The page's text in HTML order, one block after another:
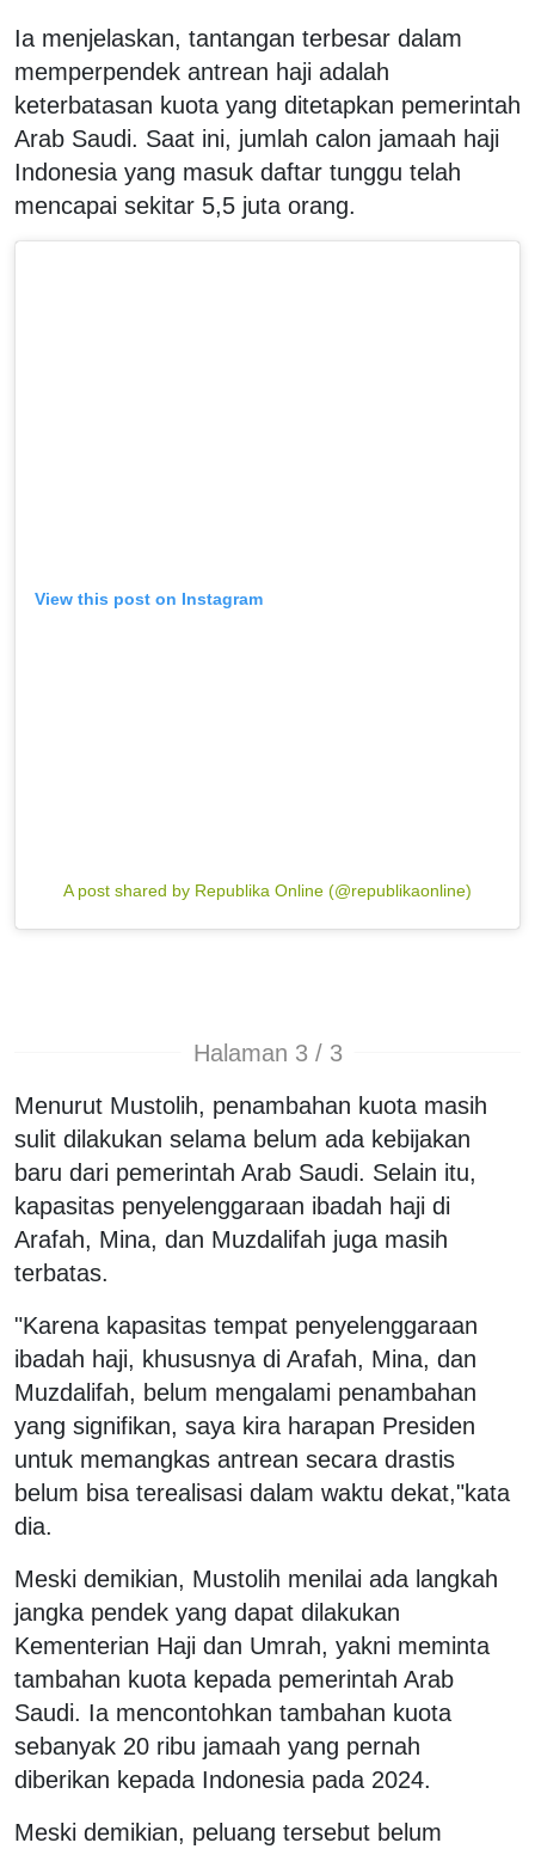
Ia menjelaskan, tantangan terbesar dalam
memperpendek antrean haji adalah
keterbatasan kuota yang ditetapkan pemerintah
Arab Saudi. Saat ini, jumlah calon jamaah haji
Indonesia yang masuk daftar tunggu telah
mencapai sekitar 5,5 juta orang.
View this post on Instagram
A post shared by Republika Online (@republikaonline)
Halaman 3 / 3
Menurut Mustolih, penambahan kuota masih
sulit dilakukan selama belum ada kebijakan
baru dari pemerintah Arab Saudi. Selain itu,
kapasitas penyelenggaraan ibadah haji di
Arafah, Mina, dan Muzdalifah juga masih
terbatas.
"Karena kapasitas tempat penyelenggaraan
ibadah haji, khususnya di Arafah, Mina, dan
Muzdalifah, belum mengalami penambahan
yang signifikan, saya kira harapan Presiden
untuk memangkas antrean secara drastis
belum bisa terealisasi dalam waktu dekat,"kata
dia.
Meski demikian, Mustolih menilai ada langkah
jangka pendek yang dapat dilakukan
Kementerian Haji dan Umrah, yakni meminta
tambahan kuota kepada pemerintah Arab
Saudi. Ia mencontohkan tambahan kuota
sebanyak 20 ribu jamaah yang pernah
diberikan kepada Indonesia pada 2024.
Meski demikian, peluang tersebut belum